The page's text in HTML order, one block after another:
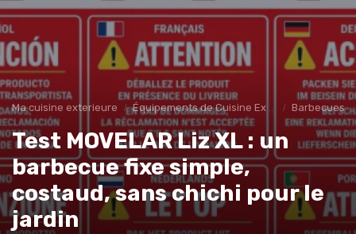
Ma cuisine exterieure Équipements de Cuisine Extérieure Barbecues
Test MOVELAR Liz XL : un
barbecue fixe simple,
costaud, sans chichi pour le
jardin